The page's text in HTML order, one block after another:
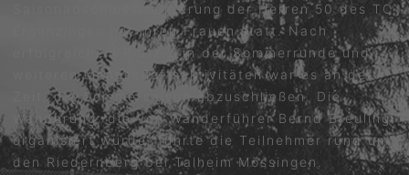
Saisonabschlusswanderung der Herren 50 des TC
Ergenzingen mit ihren Frauen statt. Nach
erfolgreichem Platz 2 in der Sommerrunde und
weiteren Mannschaftsaktivitäten war es an der
Zeit, die Sommersaison abzuschließen. Die
Wanderung, die von Wanderführer Bernd Breuling
organisiert wurde, führte die Teilnehmer rund um
den Riedernberg bei Talheim Mössingen.